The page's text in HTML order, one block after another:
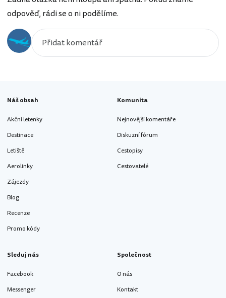
odpověď, rádi se o ni podělíme.
Náš obsah
Akční letenky
Destinace
Letiště
Aerolinky
Zájezdy
Blog
Recenze
Promo kódy
Komunita
Nejnovější komentáře
Diskuzní fórum
Cestopisy
Cestovatelé
Sleduj nás
Facebook
Messenger
Společnost
O nás
Kontakt